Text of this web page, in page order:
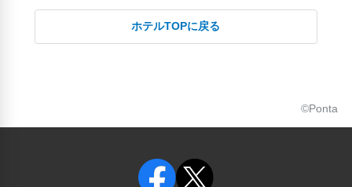
ホテルTOPに戻る
©Ponta